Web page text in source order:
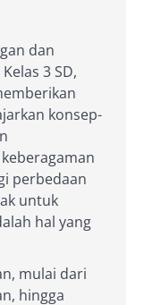
dan
3 SD,
konsep-
perbedaan
untuk
hal yang
mulai dari
hingga